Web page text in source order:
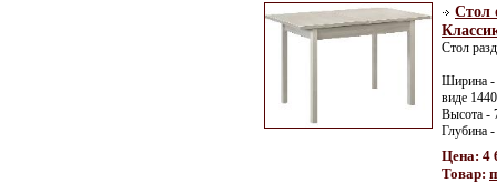
Стол
Стол
Ширина -
виде 1440
Высота -
Глубина
Цена: 4
Товар: